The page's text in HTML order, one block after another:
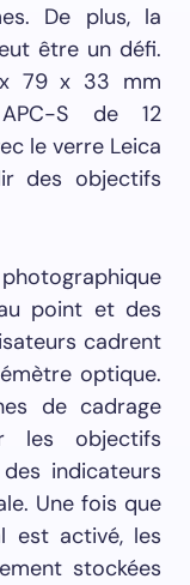
De plus, la
être un défi.
x 79 x 33 mm
S de 12
le verre Leica
des objectifs
point et des
cadrent
optique.
de cadrage
les objectifs
indicateurs
Une fois que
est activé, les
stockées